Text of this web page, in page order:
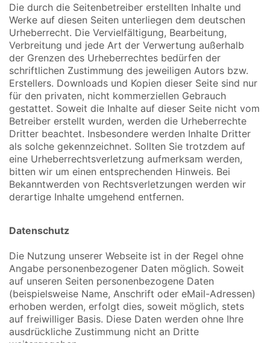
Die durch die Seitenbetreiber erstellten Inhalte und
Werke auf diesen Seiten unterliegen dem deutschen
Urheberrecht. Die Vervielfältigung, Bearbeitung,
Verbreitung und jede Art der Verwertung außerhalb
der Grenzen des Urheberrechtes bedürfen der
schriftlichen Zustimmung des jeweiligen Autors bzw.
Erstellers. Downloads und Kopien dieser Seite sind nur
für den privaten, nicht kommerziellen Gebrauch
gestattet. Soweit die Inhalte auf dieser Seite nicht vom
Betreiber erstellt wurden, werden die Urheberrechte
Dritter beachtet. Insbesondere werden Inhalte Dritter
als solche gekennzeichnet. Sollten Sie trotzdem auf
eine Urheberrechtsverletzung aufmerksam werden,
bitten wir um einen entsprechenden Hinweis. Bei
Bekanntwerden von Rechtsverletzungen werden wir
derartige Inhalte umgehend entfernen.
Datenschutz
Die Nutzung unserer Webseite ist in der Regel ohne
Angabe personenbezogener Daten möglich. Soweit
auf unseren Seiten personenbezogene Daten
(beispielsweise Name, Anschrift oder eMail-Adressen)
erhoben werden, erfolgt dies, soweit möglich, stets
auf freiwilliger Basis. Diese Daten werden ohne Ihre
ausdrückliche Zustimmung nicht an Dritte